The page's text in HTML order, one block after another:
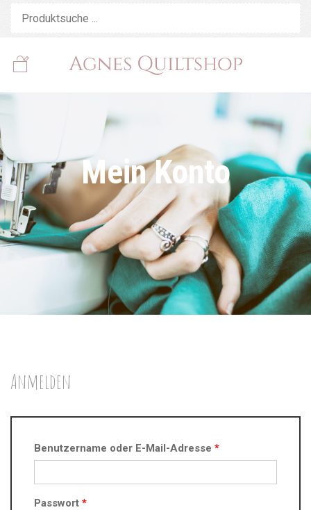
Mein Konto
Anmelden
Benutzername oder E-Mail-Adresse *Erforderlich
Passwort *Erforderlich